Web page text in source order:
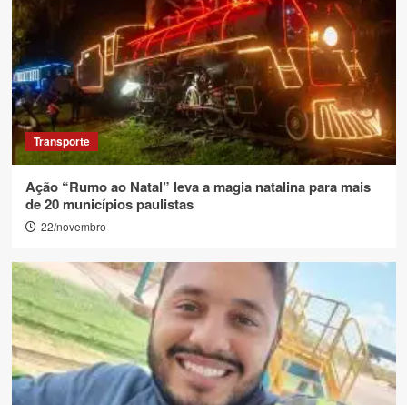
Transporte
Ação “Rumo ao Natal” leva a magia natalina para mais
de 20 municípios paulistas
22/novembro